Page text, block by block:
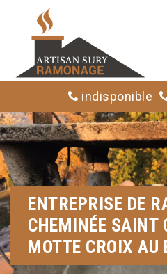
indisponible
ENTREPRISE DE
CHEMINÉE SAINT
MOTTE CROIX